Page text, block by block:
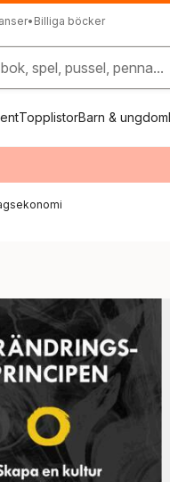
• Billiga böcker
spel, pussel, penna...
TopplistorBarn & ungdom